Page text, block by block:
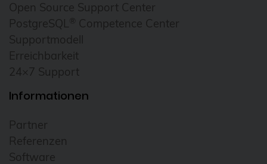
Open Source Support Center
PostgreSQL ® Competence Center
Supportmodell
Erreichbarkeit
24×7 Support
Informationen
Partner
Referenzen
Software